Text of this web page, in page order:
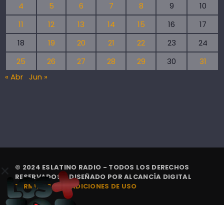
4
5 6 7 8 9
10
11
12 13 14 15 16
17
18
19 20 21 22 23
24
25
26 27 28 29 30
31
« Abr Jun »
© 2024 ESLATINO RADIO - TODOS LOS DERECHOS
RESERVADOS. | DISEÑADO PORALCANCÍA DIGITAL
TÉRMINOS Y CONDICIONES DE USO